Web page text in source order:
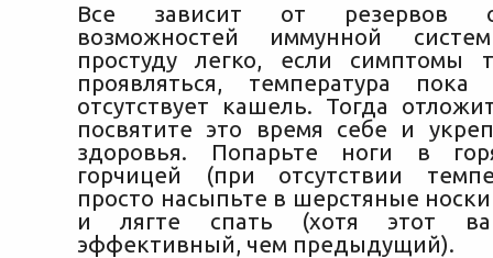
Все зависит от резервов
возможностей иммунной
простуду легко, если симптомы
проявляться, температура
отсутствует кашель. Тогда
посвятите это время себе и
здоровья. Попарьте ноги в
горчицей (при отсутствии
просто насыпьте в шерстяные носки
и лягте спать (хотя этот
эффективный, чем предыдущий).